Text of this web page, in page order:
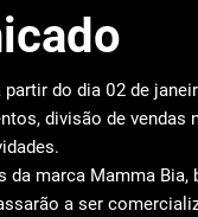
do dia 02 de
divisão de vendas
marca Mamma Bia,
a ser